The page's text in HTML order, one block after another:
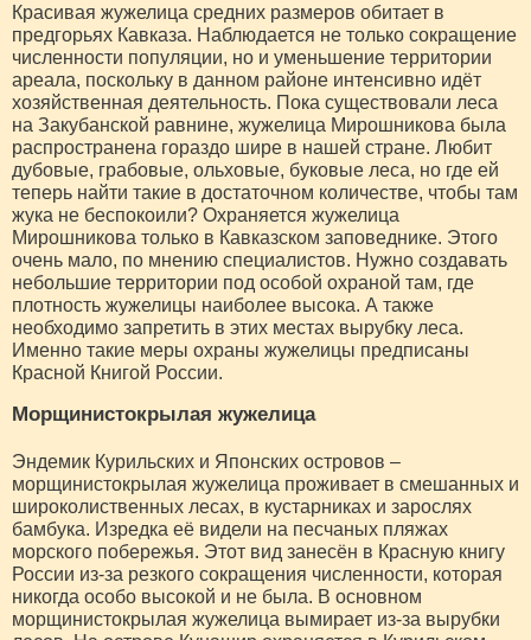
Красивая жужелица средних размеров обитает в
предгорьях Кавказа. Наблюдается не только сокращение
численности популяции, но и уменьшение территории
ареала, поскольку в данном районе интенсивно идёт
хозяйственная деятельность. Пока существовали леса
на Закубанской равнине, жужелица Мирошникова была
распространена гораздо шире в нашей стране. Любит
дубовые, грабовые, ольховые, буковые леса, но где ей
теперь найти такие в достаточном количестве, чтобы там
жука не беспокоили? Охраняется жужелица
Мирошникова только в Кавказском заповеднике. Этого
очень мало, по мнению специалистов. Нужно создавать
небольшие территории под особой охраной там, где
плотность жужелицы наиболее высока. А также
необходимо запретить в этих местах вырубку леса.
Именно такие меры охраны жужелицы предписаны
Красной Книгой России.
Морщинистокрылая жужелица
Эндемик Курильских и Японских островов –
морщинистокрылая жужелица проживает в смешанных и
широколиственных лесах, в кустарниках и зарослях
бамбука. Изредка её видели на песчаных пляжах
морского побережья. Этот вид занесён в Красную книгу
России из-за резкого сокращения численности, которая
никогда особо высокой и не была. В основном
морщинистокрылая жужелица вымирает из-за вырубки